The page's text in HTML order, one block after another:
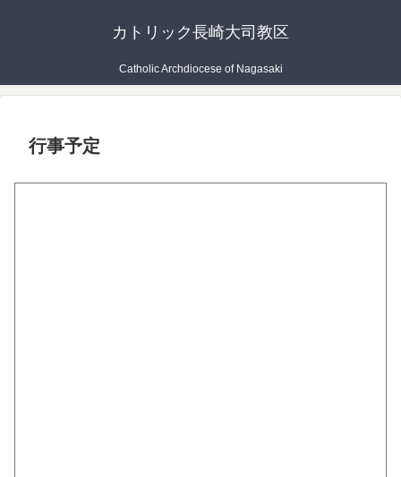
カトリック長崎大司教区
Catholic Archdiocese of Nagasaki
行事予定